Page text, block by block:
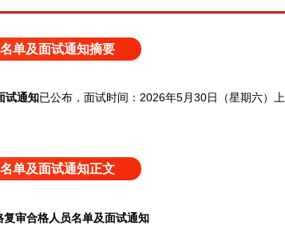
单及面试通知摘要
试通知已公布 ， 面试时间：2026年5月30日（星期六）上
单及面试通知正文
审合格人员名单及面试通知